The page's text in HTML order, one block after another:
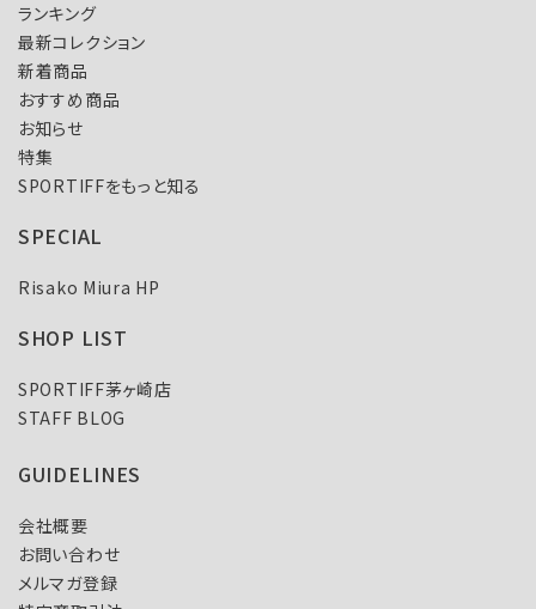
ランキング
最新コレクション
新着商品
おすすめ商品
お知らせ
特集
SPORTIFFをもっと知る
SPECIAL
Risako Miura HP
SHOP LIST
SPORTIFF茅ヶ崎店
STAFF BLOG
GUIDELINES
会社概要
お問い合わせ
メルマガ登録